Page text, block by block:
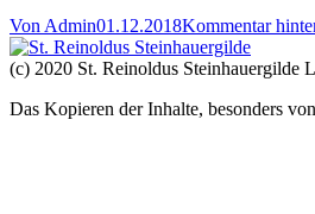
Von Admin01.12.2018Kommentar
(c) 2020 St. Reinoldus Steinhauergilde
Das Kopieren der Inhalte, besonders